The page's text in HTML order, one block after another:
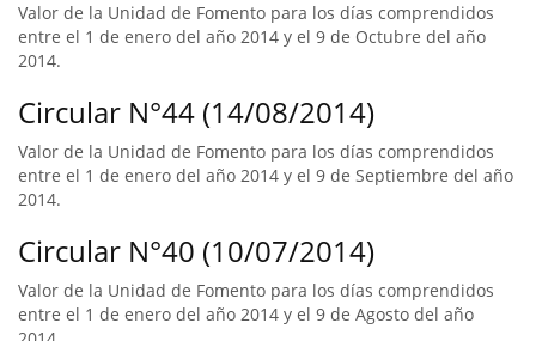
Valor de la Unidad de Fomento para los días comprendidos
entre el 1 de enero del año 2014 y el 9 de Octubre del año
2014.
Circular N°44 (14/08/2014)
Valor de la Unidad de Fomento para los días comprendidos
entre el 1 de enero del año 2014 y el 9 de Septiembre del año
2014.
Circular N°40 (10/07/2014)
Valor de la Unidad de Fomento para los días comprendidos
entre el 1 de enero del año 2014 y el 9 de Agosto del año